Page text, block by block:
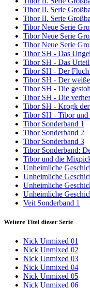
Tibor II. Serie
Tibor II. Serie
Tibor Neue Serie
Tibor Neue Serie
Tibor Neue Serie
Tibor SH - Das
Tibor SH - Das
Tibor SH - Der Fluch
Tibor SH - Der
Tibor SH - Die
Tibor SH - Die
Tibor SH - Krogk
Tibor SH - Tibor
Tibor Sonderband 1
Tibor Sonderband 2
Tibor Sonderband 3
Tibor Sonderband:
Tibor und die
Unheimliche
Unheimliche
Unheimliche
Unheimliche
Veit Sonderband 1
Weitere Titel dieser Serie
Nick Unmixed 01
Nick Unmixed 02
Nick Unmixed 03
Nick Unmixed 04
Nick Unmixed 05
Nick Unmixed 06